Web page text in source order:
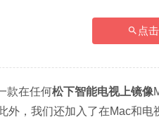
点
款在任何松下智能电视上镜像
外，我们还加入了在Mac和电